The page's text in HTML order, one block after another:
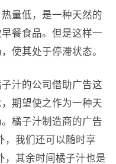
量低，是一种天然的
餐食品。但是这样一
使其处于停滞状态。
汁的公司借助广告这
期望使之作为一种天
橘子汁制造商的广告
，我们还可以随时享
，其余时间橘子汁也是